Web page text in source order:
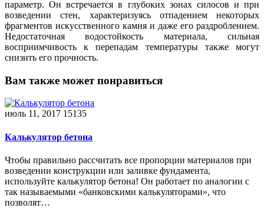
параметр. Он встречается в глубоких зонах силосов и при
возведении стен, характеризуясь отпадением некоторых
фрагментов искусственного камня и даже его раздроблением.
Недостаточная водостойкость материала, сильная
восприимчивость к перепадам температуры также могут
снизить его прочность.
Вам также может понравиться
июль 11, 2017 15135
Калькулятор бетона
Чтобы правильно рассчитать все пропорции материалов при
возведении конструкции или заливке фундамента,
используйте калькулятор бетона! Он работает по аналогии с
так называемыми «банковскими калькуляторами», что
позволят…